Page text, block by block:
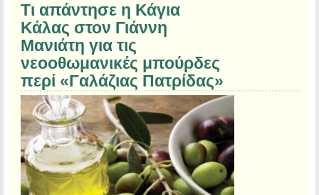
Τι απάντησε η Κάγια
Κάλας στον Γιάννη
Μανιάτη για τις
νεοοθωμανικές μπούρδες
περί «Γαλάζιας Πατρίδας»